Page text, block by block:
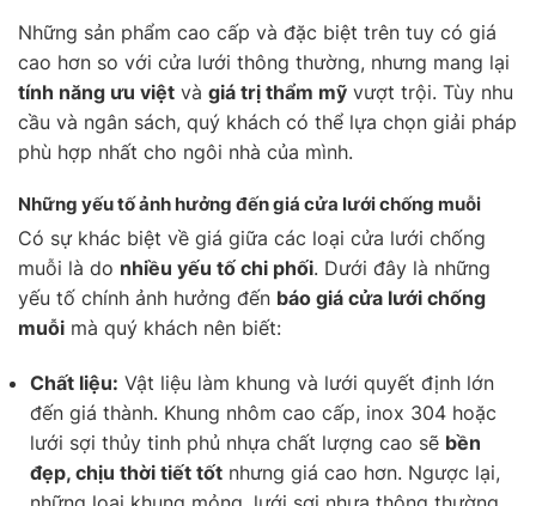
Những sản phẩm cao cấp và đặc biệt trên tuy có giá
cao hơn so với cửa lưới thông thường, nhưng mang lại
tính năng ưu việt và giá trị thẩm mỹ vượt trội. Tùy nhu
cầu và ngân sách, quý khách có thể lựa chọn giải pháp
phù hợp nhất cho ngôi nhà của mình.
Những yếu tố ảnh hưởng đến giá cửa lưới chống muỗi
Có sự khác biệt về giá giữa các loại cửa lưới chống
muỗi là do nhiều yếu tố chi phối. Dưới đây là những
yếu tố chính ảnh hưởng đến báo giá cửa lưới chống
muỗi mà quý khách nên biết:
Chất liệu: Vật liệu làm khung và lưới quyết định lớn
đến giá thành. Khung nhôm cao cấp, inox 304 hoặc
lưới sợi thủy tinh phủ nhựa chất lượng cao sẽ bền
đẹp, chịu thời tiết tốt nhưng giá cao hơn. Ngược lại,